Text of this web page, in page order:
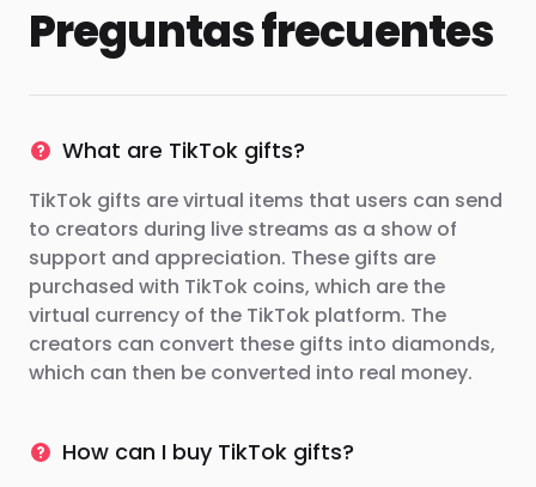
Preguntas frecuentes
What are TikTok gifts?
TikTok gifts are virtual items that users can send
to creators during live streams as a show of
support and appreciation. These gifts are
purchased with TikTok coins, which are the
virtual currency of the TikTok platform. The
creators can convert these gifts into diamonds,
which can then be converted into real money.
How can I buy TikTok gifts?